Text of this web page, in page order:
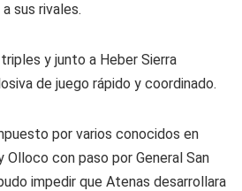
sus rivales.
y junto a Heber Sierra
de juego rápido y coordinado.
por varios conocidos en
Olloco con paso por General San
impedir que Atenas desarrollara